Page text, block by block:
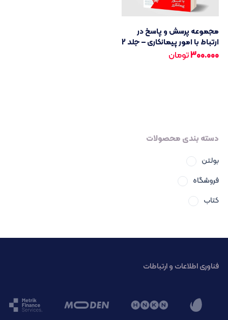
مجموعه پرسش و پاسخ در
ارتباط با امور پیمانکاری – جلد 2
300.000تومان
دسته بندی محصولات
بولتن
فروشگاه
کتاب
فناوری اطلاعات و ارتباطات